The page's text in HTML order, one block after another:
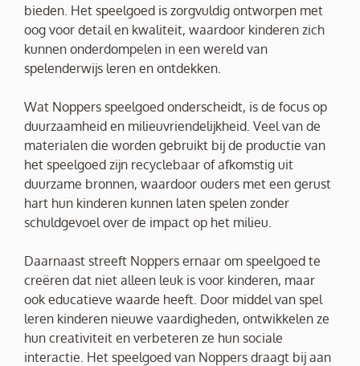
bieden. Het speelgoed is zorgvuldig ontworpen met
oog voor detail en kwaliteit, waardoor kinderen zich
kunnen onderdompelen in een wereld van
spelenderwijs leren en ontdekken.
Wat Noppers speelgoed onderscheidt, is de focus op
duurzaamheid en milieuvriendelijkheid. Veel van de
materialen die worden gebruikt bij de productie van
het speelgoed zijn recyclebaar of afkomstig uit
duurzame bronnen, waardoor ouders met een gerust
hart hun kinderen kunnen laten spelen zonder
schuldgevoel over de impact op het milieu.
Daarnaast streeft Noppers ernaar om speelgoed te
creëren dat niet alleen leuk is voor kinderen, maar
ook educatieve waarde heeft. Door middel van spel
leren kinderen nieuwe vaardigheden, ontwikkelen ze
hun creativiteit en verbeteren ze hun sociale
interactie. Het speelgoed van Noppers draagt bij aan